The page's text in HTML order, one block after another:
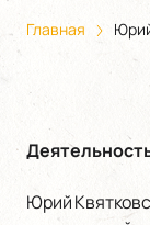
Главная
Юрий